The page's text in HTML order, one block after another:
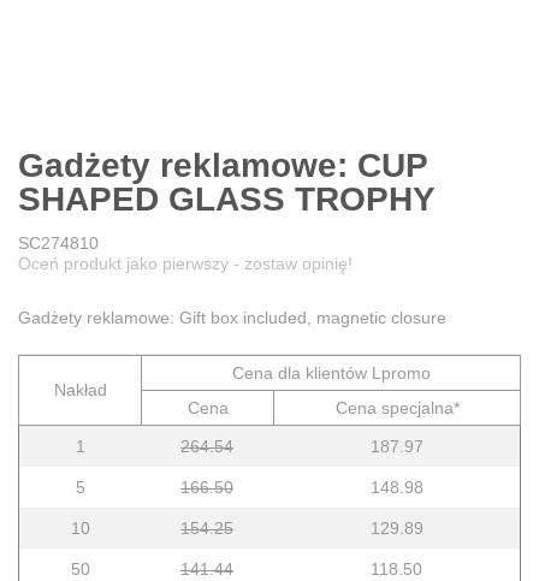
Gadżety reklamowe: CUP
SHAPED GLASS TROPHY
SC274810
Oceń produkt jako pierwszy - zostaw opinię!
Gadżety reklamowe: Gift box included, magnetic closure
Nakład
Cena dla klientów Lpromo
Cena
Cena specjalna*
1
264.54 187.97
5 166.50 148.98
10 154.25 129.89
50 141.44 118.50